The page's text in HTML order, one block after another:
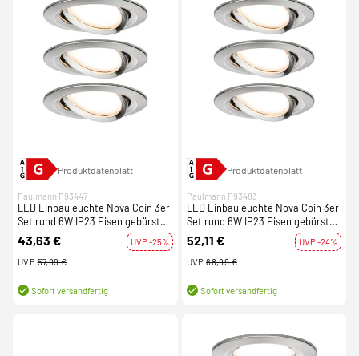
Produktdatenblatt
Paulmann P93447
LED Einbauleuchte Nova Coin 3er
Set rund 6W IP23 Eisen gebürstet
schwenkbar 2700K 230V
43,63 €
UVP -25%
UVP 57,99 €
Sofort versandfertig
Produktdatenblatt
Paulmann P93483
LED Einbauleuchte Nova Coin 3er
Set rund 6W IP23 Eisen gebürstet
schwenkbar dimmbar 3-step-dim
2700K 230V
52,11 €
UVP -24%
UVP 68,99 €
Sofort versandfertig